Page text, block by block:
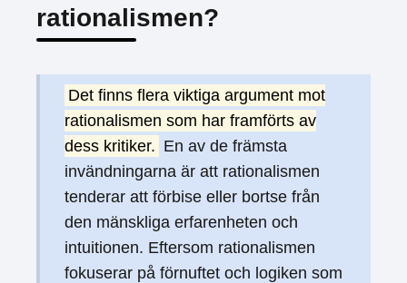
rationalismen?
Det finns flera viktiga argument mot
rationalismen som har framförts av
dess kritiker. En av de främsta
invändningarna är att rationalismen
tenderar att förbise eller bortse från
den mänskliga erfarenheten och
intuitionen. Eftersom rationalismen
fokuserar på förnuftet och logiken som